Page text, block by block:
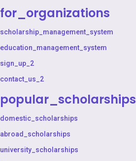
for_organizations
scholarship_management_system
education_management_system
sign_up_2
contact_us_2
popular_scholarships
domestic_scholarships
abroad_scholarships
university_scholarships